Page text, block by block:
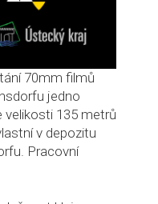
70mm filmů
jedno
velikosti 135 metrů
v depozitu
Pracovní